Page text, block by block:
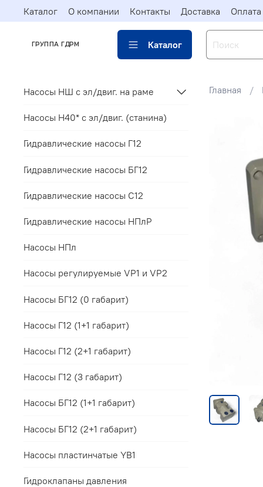
Каталог О компании Контакты Доставка Оплата
ГРУППА ГДРМ Каталог
Главная
Насосы НШ с эл/двиг. на раме
Насосы Н40* c эл/двиг. (станина)
Гидравлические насосы Г12
Гидравлические насосы БГ12
Гидравлические насосы С12
Гидравлические насосы НПлР
Насосы НПл
Насосы регулируемые VP1 и VP2
Насосы БГ12 (0 габарит)
Насосы Г12 (1+1 габарит)
Насосы Г12 (2+1 габарит)
Насосы Г12 (3 габарит)
Насосы БГ12 (1+1 габарит)
Насосы БГ12 (2+1 габарит)
Насосы пластинчатые YB1
Гидроклапаны давления